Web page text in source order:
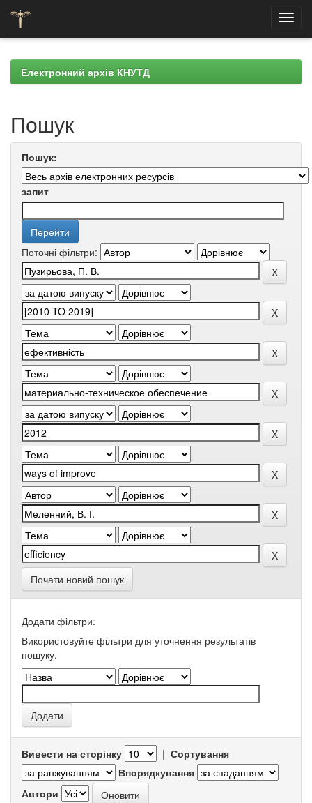
navigationЕлектронний архів КНУТД
Пошук
Пошук:
запит
Поточні фільтри:
Почати новий пошук
Додати фільтри:
Використовуйте фільтри для уточнення результатів
пошуку.
Вивести на сторінку | Сортування
Впорядкування
Автори